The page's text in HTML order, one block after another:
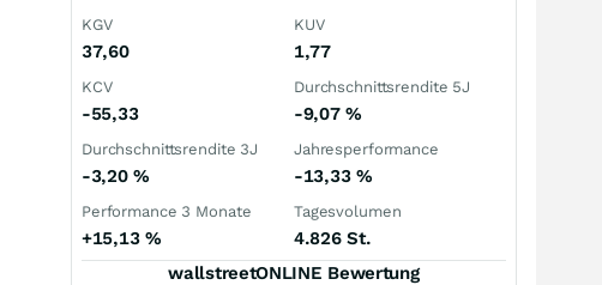
KGV
37,60
KUV
1,77
KCV
-55,33
Durchschnittsrendite 5J
-9,07%
Durchschnittsrendite 3J
-3,20%
Jahresperformance
-13,33 %
Performance 3 Monate
+15,13 %
Tagesvolumen
4.826 St.
wallstreetONLINE Bewertung